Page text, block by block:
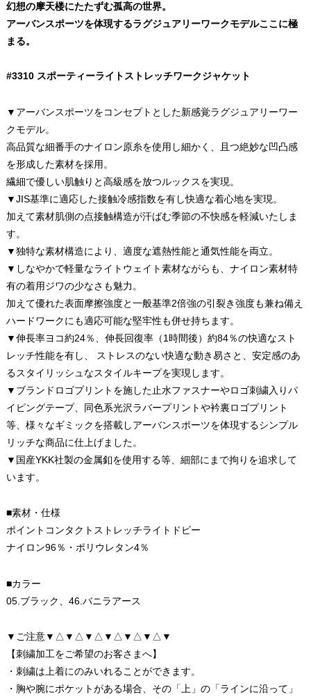
幻想の摩天楼にたたずむ孤高の世界。
アーバンスポーツを体現するラグジュアリーワークモデルここに極
まる。
#3310 スポーティーライトストレッチワークジャケット
▼アーバンスポーツをコンセプトとした新感覚ラグジュアリーワー
クモデル。
高品質な細番手のナイロン原糸を使用し細かく、且つ絶妙な凹凸感
を形成した素材を採用。
繊細で優しい肌触りと高級感を放つルックスを実現。
▼JIS基準に適応した接触冷感指数を有し快適な着心地を実現。
加えて素材肌側の点接触構造が汗ばむ季節の不快感を軽減いたしま
す。
▼独特な素材構造により、適度な遮熱性能と通気性能を両立。
▼しなやかで軽量なライトウェイト素材ながらも、ナイロン素材特
有の着用ジワの少なさも魅力。
加えて優れた表面摩擦強度と一般基準2倍強の引裂き強度も兼ね備え
ハードワークにも適応可能な堅牢性も併せ持ちます。
▼伸長率ヨコ約24％、伸長回復率（1時間後）約84％の快適なスト
レッチ性能を有し、 ストレスのない快適な動き易さと、安定感のあ
るスタイリッシュなスタイルキープを実現します。
▼ブランドロゴプリントを施した止水ファスナーやロゴ刺繍入りパ
イピングテープ、同色系光沢ラバープリントや衿裏ロゴプリント
等、様々なギミックを搭載しアーバンスポーツを体現するシンプル
リッチな商品に仕上げました。
▼国産YKK社製の金属釦を使用する等、細部にまで拘りを追求して
います。
■素材・仕様
ポイントコンタクトストレッチライトドビー
ナイロン96％・ポリウレタン4％
■カラー
05.ブラック、46.バニラアース
▼ご注意▼△▼△▼△▼△▼△▼△▼
【刺繍加工をご希望のお客さまへ】
・刺繍は上着にのみいれることができます。
・胸や腕にポケットがある場合、その「上」の「ラインに沿って」